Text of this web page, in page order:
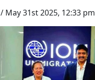
/ May 31st 2025, 12:33 pm